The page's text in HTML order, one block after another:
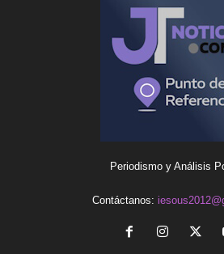
Periodismo y Análisis
Contáctanos: